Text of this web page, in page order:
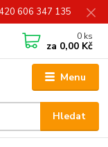
606 347 135
Menu
Hledat
0 ks
za 0,00 Kč